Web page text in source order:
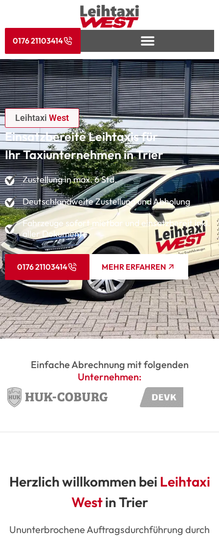
0176 21103414
Leihtaxi West
Einsatzbereite Leihtaxis für
Ihr Taxiunternehmen in Trier
Zustellung in max. 6 Std.
Deutschlandweite Zustellung und Abholung
Fahrzeuge sofort mietbar und einsatzbereit inkl.
aller Dokumente
0176 21103414 MEHR ERFAHREN
Einfache Abrechnung mit folgenden
Unternehmen:
Herzlich willkommen bei Leihtaxi
Westin Trier
Ununterbrochene Auftragsdurchführung durch